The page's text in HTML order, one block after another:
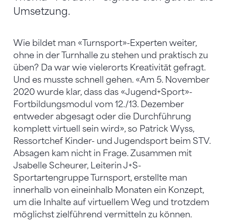
Umsetzung.
Wie bildet man «Turnsport»-Experten weiter,
ohne in der Turnhalle zu stehen und praktisch zu
üben? Da war wie vielerorts Kreativität gefragt.
Und es musste schnell gehen. «Am 5. November
2020 wurde klar, dass das «Jugend+Sport»-
Fortbildungsmodul vom 12./13. Dezember
entweder abgesagt oder die Durchführung
komplett virtuell sein wird», so Patrick Wyss,
Ressortchef Kinder- und Jugendsport beim STV.
Absagen kam nicht in Frage. Zusammen mit
Jsabelle Scheurer, Leiterin J+S-
Sportartengruppe Turnsport, erstellte man
innerhalb von eineinhalb Monaten ein Konzept,
um die Inhalte auf virtuellem Weg und trotzdem
möglichst zielführend vermitteln zu können.